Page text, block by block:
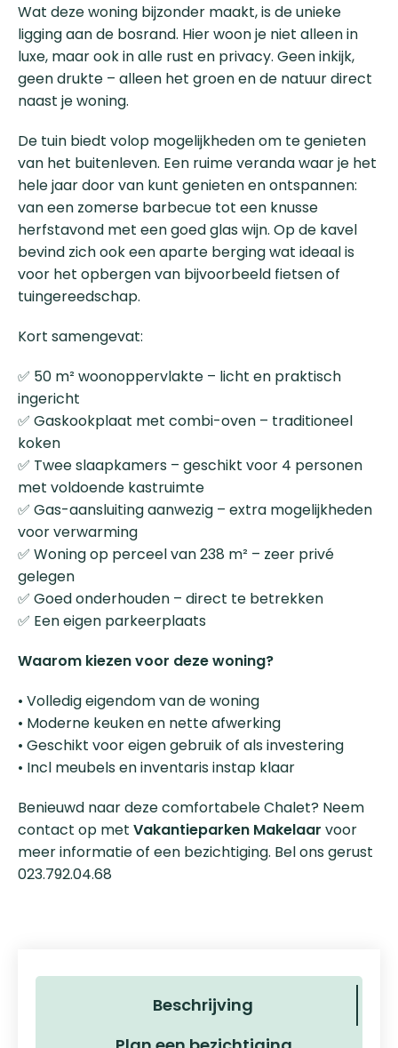
Wat deze woning bijzonder maakt, is de unieke
ligging aan de bosrand. Hier woon je niet alleen in
luxe, maar ook in alle rust en privacy. Geen inkijk,
geen drukte – alleen het groen en de natuur direct
naast je woning.
De tuin biedt volop mogelijkheden om te genieten
van het buitenleven. Een ruime veranda waar je het
hele jaar door van kunt genieten en ontspannen:
van een zomerse barbecue tot een knusse
herfstavond met een goed glas wijn. Op de kavel
bevind zich ook een aparte berging wat ideaal is
voor het opbergen van bijvoorbeeld fietsen of
tuingereedschap.
Kort samengevat:
✅ 50 m² woonoppervlakte – licht en praktisch
ingericht
✅ Gaskookplaat met combi-oven – traditioneel
koken
✅ Twee slaapkamers – geschikt voor 4 personen
met voldoende kastruimte
✅ Gas-aansluiting aanwezig – extra mogelijkheden
voor verwarming
✅ Woning op perceel van 238 m² – zeer privé
gelegen
✅ Goed onderhouden – direct te betrekken
✅ Een eigen parkeerplaats
Waarom kiezen voor deze woning?
• Volledig eigendom van de woning
• Moderne keuken en nette afwerking
• Geschikt voor eigen gebruik of als investering
• Incl meubels en inventaris instap klaar
Benieuwd naar deze comfortabele Chalet? Neem
contact op met Vakantieparken Makelaar voor
meer informatie of een bezichtiging. Bel ons gerust
023.792.04.68
Beschrijving